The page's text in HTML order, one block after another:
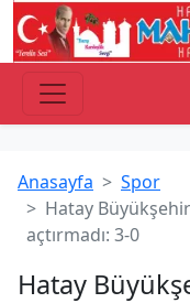
Anasayfa
Spor
Hatay
açtırmadı: 3-0
Hatay